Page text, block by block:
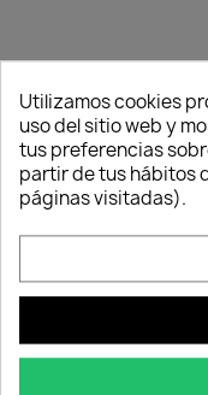
Política de
seguridad
Utilizamos cookies
uso del sitio web y
tus preferencias
partir de tus hábitos
páginas visitadas).